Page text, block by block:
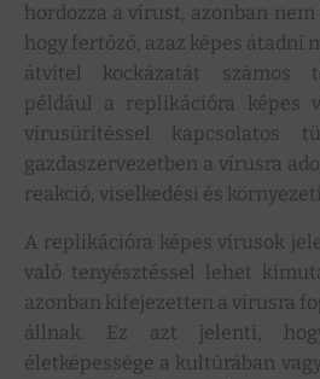
hordozza a vírust, azonban
hogy fertőző, azaz képes átadni
átvitel kockázatát számos
például a replikációra képes
vírusürítéssel kapcsolatos
gazdaszervezetben a vírusra
reakció, viselkedési és
A replikációra képes vírusok
való tenyésztéssel lehet
azonban kifejezetten a vírusra
állnak. Ez azt jelenti,
életképessége a kultúrában